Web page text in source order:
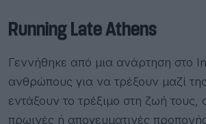
Running Late Athens
Γεννήθηκε από μια ανάρτηση στο
ανθρώπους για να τρέξουν μαζί
εντάξουν το τρέξιμο στη ζωή
πρωινές ή απογευματινές